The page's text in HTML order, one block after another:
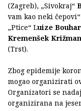
(Zagreb), „Sivokraj“
vam kao neki čepovi“
„Ptice“ Luize
Kremenšek Križman
(Trst).
Zbog epidemije
mogao organizirati
Organizatori se
organizirana na